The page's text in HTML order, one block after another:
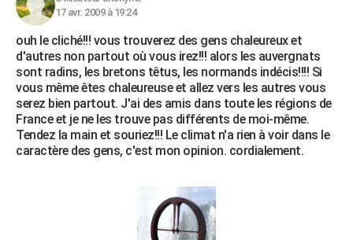
17 avr. 2009 à 19:24
ouh le cliché!!! vous trouverez des gens chaleureux et
d'autres non partout où vous irez!!! alors les auvergnats
sont radins, les bretons têtus, les normands indécis!!!! Si
vous même êtes chaleureuse et allez vers les autres vous
serez bien partout. J'ai des amis dans toute les régions de
France et je ne les trouve pas différents de moi-même.
Tendez la main et souriez!!! Le climat n'a rien à voir dans le
caractère des gens, c'est mon opinion. cordialement.